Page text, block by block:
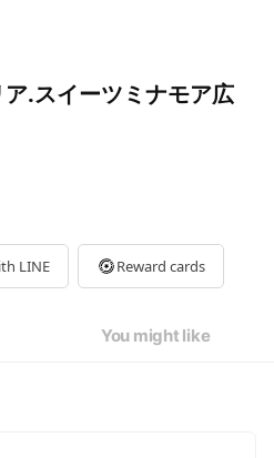
.スイーツミナモア広
LINE Reward cards
You might like